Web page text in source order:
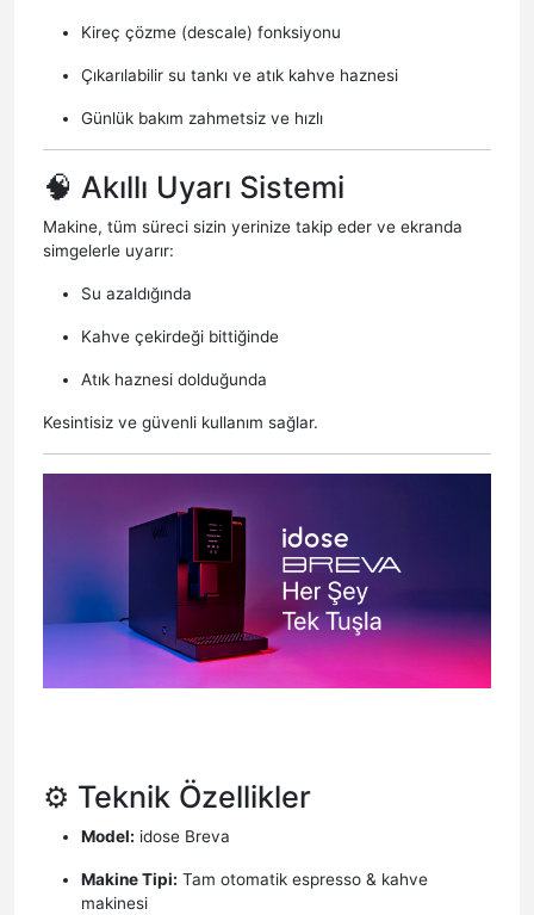
Kireç çözme (descale) fonksiyonu
Çıkarılabilir su tankı ve atık kahve haznesi
Günlük bakım zahmetsiz ve hızlı
🧠 Akıllı Uyarı Sistemi
Makine, tüm süreci sizin yerinize takip eder ve ekranda
simgelerle uyarır:
Su azaldığında
Kahve çekirdeği bittiğinde
Atık haznesi dolduğunda
Kesintisiz ve güvenli kullanım sağlar.
⚙️ Teknik Özellikler
Model: idose Breva
Makine Tipi: Tam otomatik espresso & kahve
makinesi